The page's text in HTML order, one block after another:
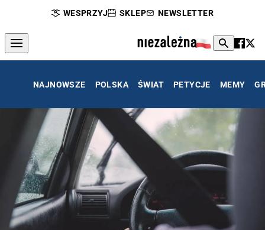
WESPRZYJ SKLEP NEWSLETTER
NAJNOWSZE POLSKA ŚWIAT PETYCJE MEMY